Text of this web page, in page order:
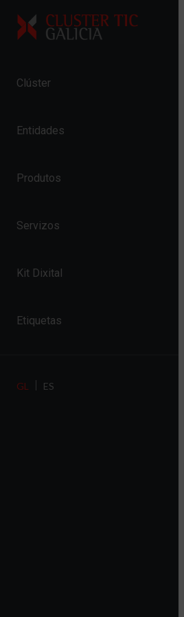
Clúster
Entidades
Produtos
Servizos
Kit Dixital
Etiquetas
GL ES